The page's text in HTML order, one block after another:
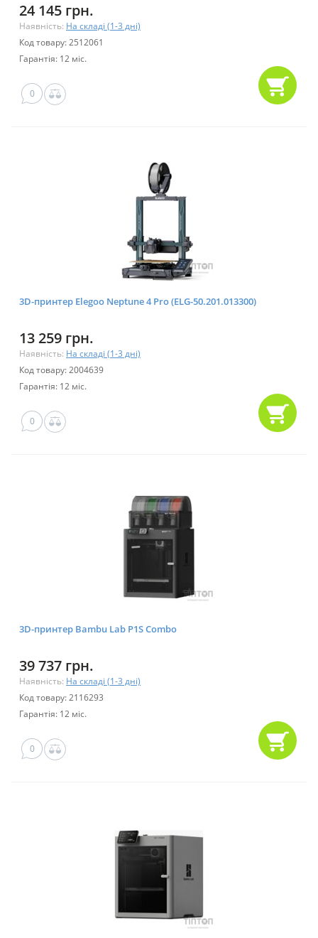
24 145 грн.
Наявність: На складі (1-3 дні)
Код товару: 2512061
Гарантія: 12 міс.
0
3D-принтер Elegoo Neptune 4 Pro (ELG-50.201.013300)
13 259 грн.
Наявність: На складі (1-3 дні)
Код товару: 2004639
Гарантія: 12 міс.
0
3D-принтер Bambu Lab P1S Combo
39 737 грн.
Наявність: На складі (1-3 дні)
Код товару: 2116293
Гарантія: 12 міс.
0